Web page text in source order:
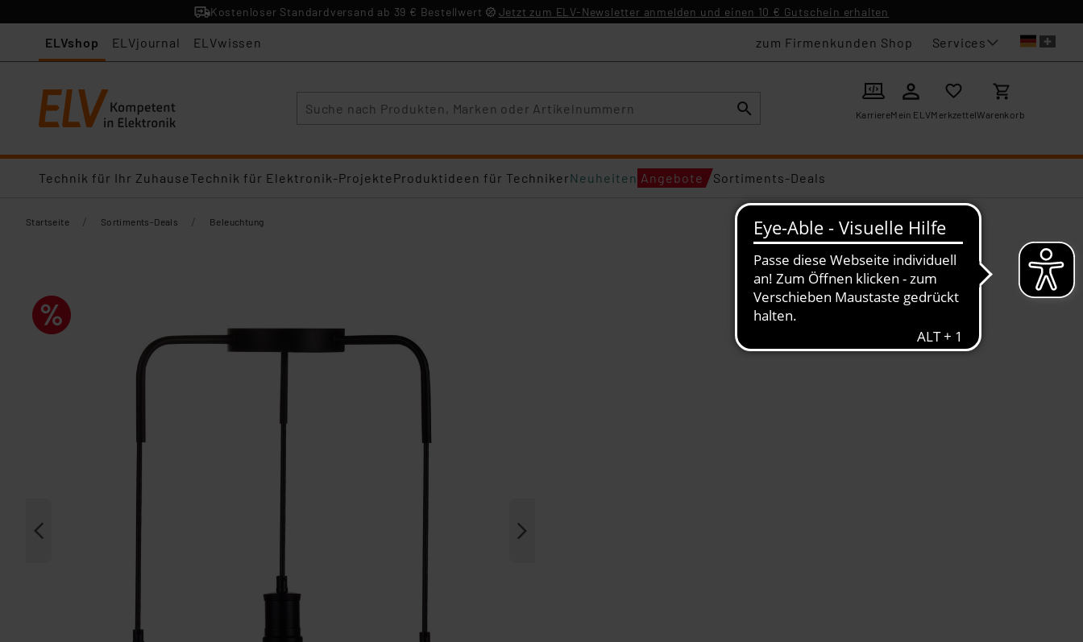
Kostenloser Standardversand ab 39 € Bestellwert Jetzt zum ELV-Newsletter anmelden und einen 10 € Gutschein erhalten
ELVshop ELVjournal ELVwissen zum Firmenkunden Shop Services
KarriereMein ELVMerkzettelWarenkorb
Technik für Ihr ZuhauseTechnik für Elektronik-ProjekteProduktideen für TechnikerNeuheiten Angebote Sortiments-Deals
Startseite / Sortiments-Deals / Beleuchtung​